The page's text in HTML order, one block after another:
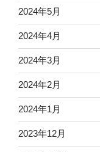
2024年5月
2024年4月
2024年3月
2024年2月
2024年1月
2023年12月